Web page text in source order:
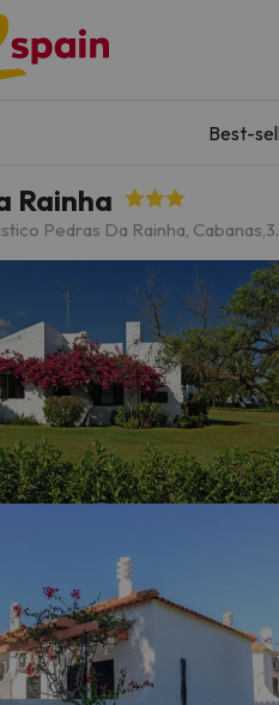
Best-
Rainha
Pedras Da Rainha, Cabanas,